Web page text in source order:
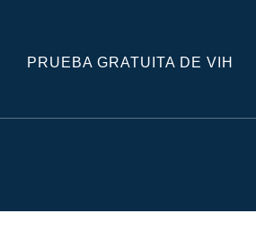
PRUEBA GRATUITA DE VIH